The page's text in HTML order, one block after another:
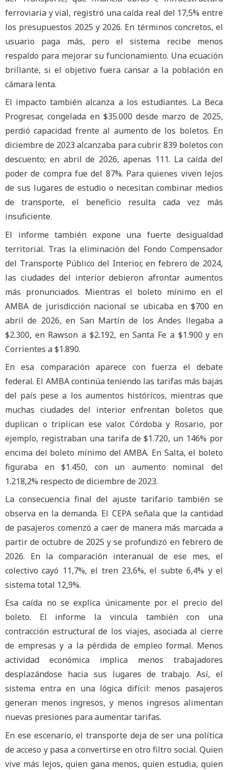
ferroviaria y vial, registró una caída real del 17,5% entre
los presupuestos 2025 y 2026. En términos concretos, el
usuario paga más, pero el sistema recibe menos
respaldo para mejorar su funcionamiento. Una ecuación
brillante, si el objetivo fuera cansar a la población en
cámara lenta.
El impacto también alcanza a los estudiantes. La Beca
Progresar, congelada en $35.000 desde marzo de 2025,
perdió capacidad frente al aumento de los boletos. En
diciembre de 2023 alcanzaba para cubrir 839 boletos con
descuento; en abril de 2026, apenas 111. La caída del
poder de compra fue del 87%. Para quienes viven lejos
de sus lugares de estudio o necesitan combinar medios
de transporte, el beneficio resulta cada vez más
insuficiente.
El informe también expone una fuerte desigualdad
territorial. Tras la eliminación del Fondo Compensador
del Transporte Público del Interior, en febrero de 2024,
las ciudades del interior debieron afrontar aumentos
más pronunciados. Mientras el boleto mínimo en el
AMBA de jurisdicción nacional se ubicaba en $700 en
abril de 2026, en San Martín de los Andes llegaba a
$2.300, en Rawson a $2.192, en Santa Fe a $1.900 y en
Corrientes a $1.890.
En esa comparación aparece con fuerza el debate
federal. El AMBA continúa teniendo las tarifas más bajas
del país pese a los aumentos históricos, mientras que
muchas ciudades del interior enfrentan boletos que
duplican o triplican ese valor. Córdoba y Rosario, por
ejemplo, registraban una tarifa de $1.720, un 146% por
encima del boleto mínimo del AMBA. En Salta, el boleto
figuraba en $1.450, con un aumento nominal del
1.218,2% respecto de diciembre de 2023.
La consecuencia final del ajuste tarifario también se
observa en la demanda. El CEPA señala que la cantidad
de pasajeros comenzó a caer de manera más marcada a
partir de octubre de 2025 y se profundizó en febrero de
2026. En la comparación interanual de ese mes, el
colectivo cayó 11,7%, el tren 23,6%, el subte 6,4% y el
sistema total 12,9%.
Esa caída no se explica únicamente por el precio del
boleto. El informe la vincula también con una
contracción estructural de los viajes, asociada al cierre
de empresas y a la pérdida de empleo formal. Menos
actividad económica implica menos trabajadores
desplazándose hacia sus lugares de trabajo. Así, el
sistema entra en una lógica difícil: menos pasajeros
generan menos ingresos, y menos ingresos alimentan
nuevas presiones para aumentar tarifas.
En ese escenario, el transporte deja de ser una política
de acceso y pasa a convertirse en otro filtro social. Quien
vive más lejos, quien gana menos, quien estudia, quien